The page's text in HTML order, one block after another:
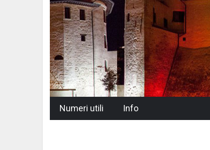
Numeri utili Info